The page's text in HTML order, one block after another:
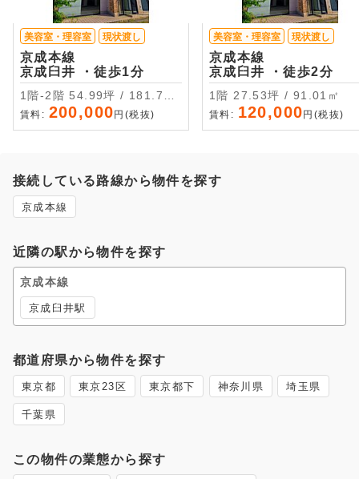
美容室・理容室 現状渡し
京成本線
京成臼井 ・徒歩1分
1階-2階 54.99坪 / 181.78
賃料: 200,000 円(税抜)
美容室・理容室 現状渡し
京成本線
京成臼井 ・徒歩2分
1階 27.53坪 / 91.01㎡
賃料: 120,000 円(税抜)
接続している路線から物件を探す
京成本線
近隣の駅から物件を探す
京成本線
京成臼井駅
都道府県から物件を探す
東京都 東京23区 東京都下 神奈川県 埼玉県
千葉県
この物件の業態から探す